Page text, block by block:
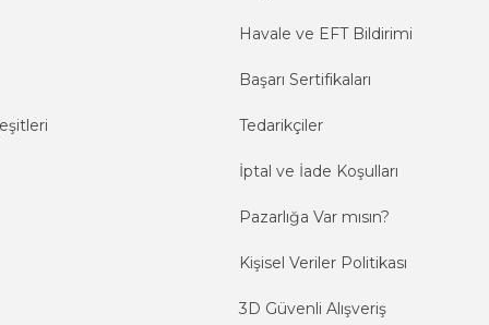
Havale ve EFT Bildirimi
Başarı Sertifikaları
Tedarikçiler
İptal ve İade Koşulları
Pazarlığa Var mısın?
Kişisel Veriler Politikası
3D Güvenli Alışveriş